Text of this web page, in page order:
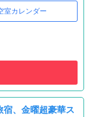
室カレンダー
宿、金曜超豪華ス